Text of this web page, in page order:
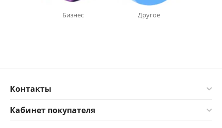
Бизнес Другое
Контакты
Кабинет покупателя